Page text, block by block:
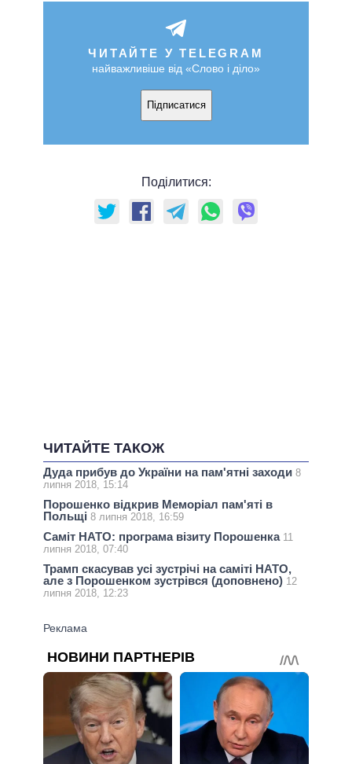
ЧИТАЙТЕ У TELEGRAM
найважливіше від «Слово і діло»
Підписатися
Поділитися:
ЧИТАЙТЕ ТАКОЖ
Дуда прибув до України на пам'ятні заходи 8
липня 2018, 15:14
Порошенко відкрив Меморіал пам'яті в
Польщі 8 липня 2018, 16:59
Саміт НАТО: програма візиту Порошенка 11
липня 2018, 07:40
Трамп скасував усі зустрічі на саміті НАТО,
але з Порошенком зустрівся (доповнено) 12
липня 2018, 12:23